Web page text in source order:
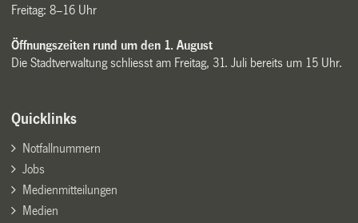
Freitag: 8–16 Uhr
Öffnungszeiten rund um den 1. August
Die Stadtverwaltung schliesst am Freitag, 31. Juli bereits um 15 Uhr.
Quicklinks
Notfallnummern
Jobs
Medienmitteilungen
Medien